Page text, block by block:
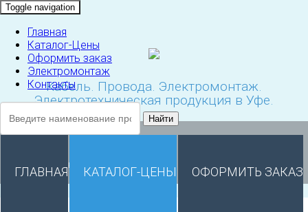
Кабель. Провода. Электромонтаж.
Электротехническая продукция в Уфе.
Понедельник - Пятница: 9:00 - 17:00
Toggle navigation
Главная
Каталог-Цены
Оформить заказ
Электромонтаж
Контакты
Найти
ГЛАВНАЯ КАТАЛОГ-ЦЕНЫ ОФОРМИТЬ ЗАКАЗ